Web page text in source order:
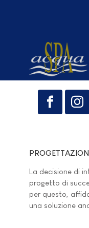
La decisione di
progetto di
per questo,
una soluzione